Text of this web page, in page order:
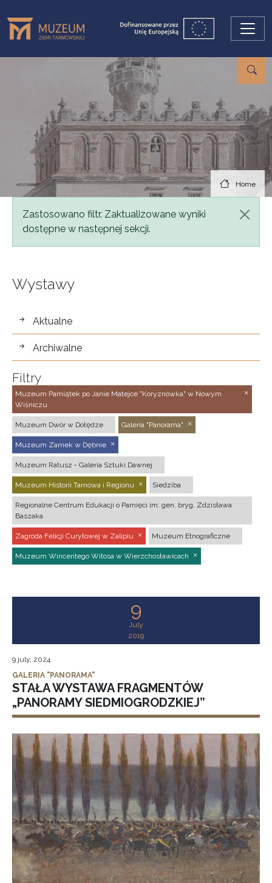
Home
Status message
Zastosowano filtr. Zaktualizowane wyniki
dostępne w następnej sekcji.
Wystawy
wystawy
Aktualne
Archiwalne
Filtry
Muzeum Pamiątek po Janie Matejce "Koryznówka" w Nowym
Wiśniczu
Muzeum Dwór w Dołędze Galeria "Panorama"
Muzeum Zamek w Dębnie
Muzeum Ratusz - Galeria Sztuki Dawnej
Muzeum Historii Tarnowa i Regionu Siedziba
Regionalne Centrum Edukacji o Pamięci im. gen. bryg. Zdzisława
Baszaka
Zagroda Felicji Curyłowej w Zalipiu Muzeum Etnograficzne
Muzeum Wincentego Witosa w Wierzchosławicach
9
July
2019
9 july, 2024
GALERIA "PANORAMA"
STAŁA WYSTAWA FRAGMENTÓW
„PANORAMY SIEDMIOGRODZKIEJ”